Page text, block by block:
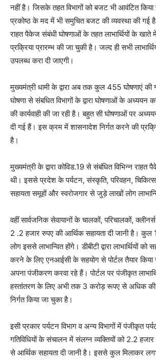
नहीं है। जिसके तहत विभागों को बजट भी आवंटित किया
प्रकोष्ठ के मद में भी समुचित बजट की व्यवस्था की गई है।
राहत पैकेज संबंधी घोषणाओं के तहत लाभार्थियों के खाते
प्रक्रिया प्रारम्भ की जा चुकी है। जल्द ही सभी
उपलब्ध करा दी जाएगी।
मुख्यमंत्री धामी के द्वारा अब तक कुल 455 घोषणाएं
घोषणा से संबधित विभागों के द्वारा घोषणाओं के अध्ययन
की कार्यवाही की जा रही है। बहुत सी घोषणाओं पर
दी गई हैं। इस क्रम में शासनादेश निर्गत करने की
है।
मुख्यमंत्री के द्वारा कोविड.19 से संबंधित विभिन्न राहत
थी। इससे प्रदेश के पर्यटन, संस्कृति, परिवहन,
सहायता समूहों और स्वरोजगार से जुड़े लाखों लोग
वहीं सार्वजनिक सेवायानों के चालकों, परिचालकों,
2 .2 हजार रुपए की आर्थिक सहायता दी जानी है।
लोग इससे लाभान्वित होंगे। डीबीटी द्वारा लाभार्थियों को
करने के लिए एनआईसी के सहयोग से पोर्टल तैयार किया
अपना पंजीकरण करवा रहे हैं। पोर्टल पर पंजीकृत
हस्तांतरण के लिए अभी तक 3 करोड़ रूपए से अधिक की
निर्गत किया जा चुका है।
इसी प्रकार पर्यटन विभाग व अन्य विभागों में पंजीकृत
गतिविधियों के संचालन में संलग्न व्यक्तियों को 2.2
से आर्थिक सहायता दी जानी है। इससे कुल मिलाकर